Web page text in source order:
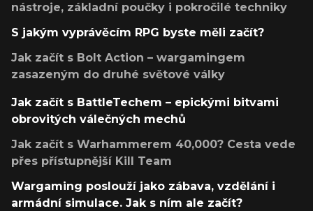
nástroje, základní poučky i pokročilé techniky
S jakým vyprávěcím RPG byste měli začít?
Jak začít s Bolt Action – wargamingem
zasazeným do druhé světové války
Jak začít s BattleTechem – epickými bitvami
obrovitých válečných mechů
Jak začít s Warhammerem 40,000? Cesta vede
přes přístupnější Kill Team
Wargaming poslouží jako zábava, vzdělání i
armádní simulace. Jak s ním ale začít?